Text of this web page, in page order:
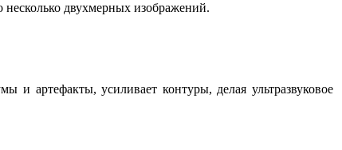
двухмерных изображений.
усиливает контуры, делая ультразвуковое